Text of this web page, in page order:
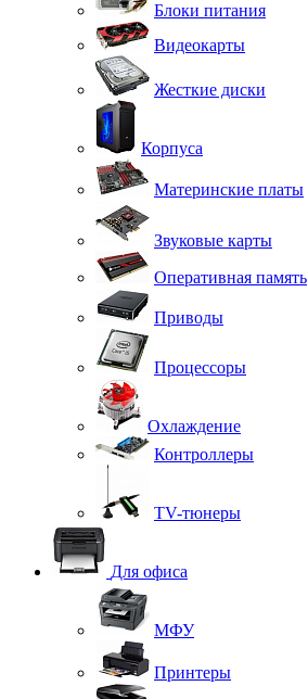
Блоки питания
Видеокарты
Жесткие диски
Корпуса
Материнские платы
Звуковые карты
Оперативная память
Приводы
Процессоры
Охлаждение
Контроллеры
TV-тюнеры
Для офиса
МФУ
Принтеры